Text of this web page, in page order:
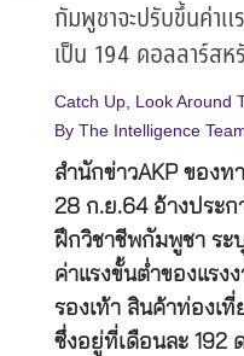
กัมพูชาจะปรับขึ้นค่า
เป็น 194 ดอลลาร์ส
Catch Up, Look Around
By The Intelligence
สำนักข่าวAKP ของท
28 ก.ย.64 อ้างประก
ฝึกวิชาชีพกัมพูชา ระ
ค่าแรงขั้นต่ำของแรง
รองเท้า สินค้าท่องเ
ซึ่งอยู่ที่เดือนละ 192